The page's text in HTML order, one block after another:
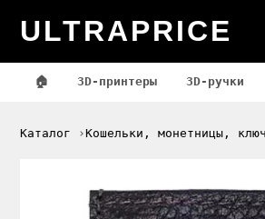
ULTRAPRICE
🏠 3D-принтеры 3D-ручки
Каталог Кошельки, монетницы,